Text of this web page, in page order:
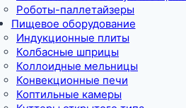
Роботы-паллетайзеры
Пищевое оборудование
Индукционные плиты
Колбасные шприцы
Коллоидные мельницы
Конвекционные печи
Коптильные камеры